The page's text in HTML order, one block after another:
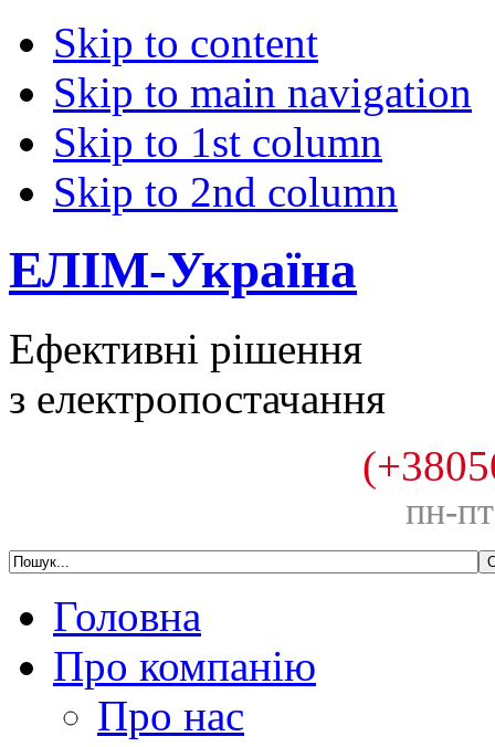
Skip to content
Skip to main navigation
Skip to 1st column
Skip to 2nd column
ЕЛІМ-Україна
Ефективні рішення
з електропостачання
пн-
Головна
Про компанію
Про нас